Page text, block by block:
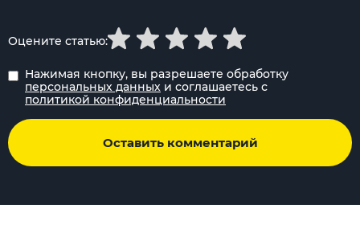
Нажимая кнопку, вы разрешаете обработку
персональных данных и соглашаетесь с
политикой конфиденциальности
Оставить комментарий
Оцените статью: